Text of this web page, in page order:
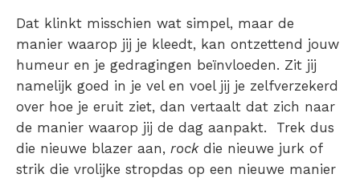
Dat klinkt misschien wat simpel, maar de
manier waarop jij je kleedt, kan ontzettend jouw
humeur en je gedragingen beïnvloeden. Zit jij
namelijk goed in je vel en voel jij je zelfverzekerd
over hoe je eruit ziet, dan vertaalt dat zich naar
de manier waarop jij de dag aanpakt. Trek dus
die nieuwe blazer aan, rockdie nieuwe jurk of
strik die vrolijke stropdas op een nieuwe manier